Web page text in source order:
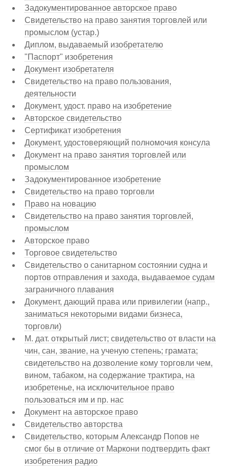
Задокументированное авторское право
Свидетельство на право занятия торговлей или
промыслом (устар.)
Диплом, выдаваемый изобретателю
"Паспорт" изобретения
Документ изобретателя
Свидетельство на право пользования,
деятельности
Документ, удост. право на изобретение
Авторское свидетельство
Сертификат изобретения
Документ, удостоверяющий полномочия консула
Документ на право занятия торговлей или
промыслом
Задокументированное изобретение
Свидетельство на право торговли
Право на новацию
Свидетельство на право занятия торговлей,
промыслом
Авторское право
Торговое свидетельство
Свидетельство о санитарном состоянии судна и
портов отправления и захода, выдаваемое судам
заграничного плавания
Документ, дающий права или привилегии (напр.,
заниматься некоторыми видами бизнеса,
торговли)
М. дат. открытый лист; свидетельство от власти на
чин, сан, звание, на ученую степень; грамата;
свидетельство на дозволение кому торговли чем,
вином, табаком, на содержание трактира, на
изобретенье, на исключительное право
пользоваться им и пр. нас
Документ на авторское право
Свидетельство авторства
Свидетельство, которым Александр Попов не
смог бы в отличие от Маркони подтвердить факт
изобретения радио